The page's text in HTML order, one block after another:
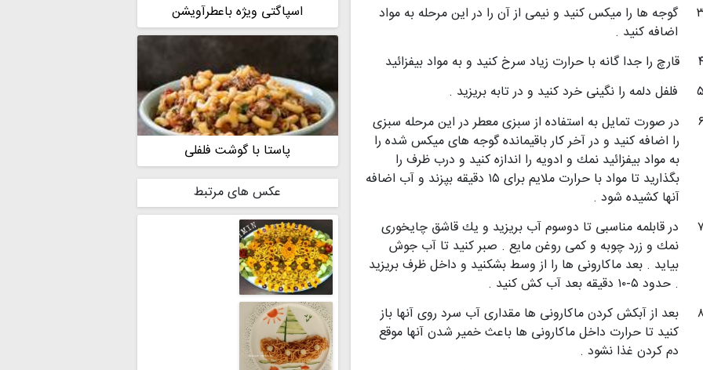
۳
گوجه ها را میكس كنید و نیمی از آن را در این مرحله به مواد
اضافه كنید .
قارچ را جدا گانه با حرارت زیاد سرخ كنید و به مواد بیفزائید
۵
فلفل دلمه را نگینی خرد كنید و در تابه بریزید .
۶
در صورت تمایل به استفاده از سبزی معطر در این مرحله سبزی
را اضافه كنید و در آخر كار باقیمانده گوجه های میكس شده را
به مواد بیفزائید نمك و ادویه را اندازه كنید و درب ظرف را
بگذارید تا مواد با حرارت ملایم برای ۱۵ دقیقه بپزند و آب اضافه
آنها كشیده شود .
۷
در قابلمه مناسبی تا دوسوم آب بریزید و یك قاشق چایخوری
نمك و زرد چوبه و كمی روغن مایع . صبر كنید تا آب جوش
بیاید . بعد ماكارونی ها را از وسط بشكنید و داخل ظرف بریزید
. حدود ۵-۱۰ دقیقه بعد آب كش كنید .
بعد از آبكش كردن ماكارونی ها مقداری آب سرد روی آنها باز
كنید تا حرارت داخل ماكارونی ها باعث خمیر شدن آنها موقع
دم كردن غذا نشود .
اسپاگتی ویژه باعطرآویشن
پاستا با گوشت فلفلی
عکس های مرتبط